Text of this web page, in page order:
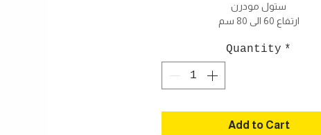
ستول مودرن
ارتفاع 60 الى 80 سم
Quantity *
Add to Cart